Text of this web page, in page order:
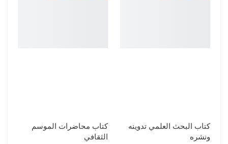
كتاب البحث العلمي تدوينه
ونشره
كتاب محاضرات الموسم
الثقافي